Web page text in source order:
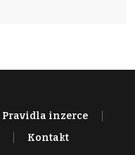
Pravidla inzerce
Kontakt